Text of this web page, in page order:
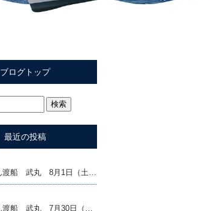
ブログトップ
最近の投稿
大ちゃん渡船 武丸 8月1日（土）磯釣り釣果
大ちゃん渡船 武丸 7月30日（木）磯釣り釣果